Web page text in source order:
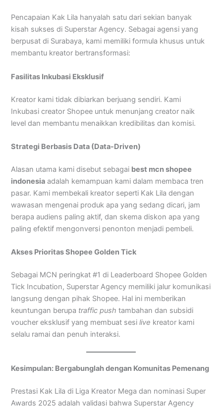
Pencapaian Kak Lila hanyalah satu dari sekian banyak
kisah sukses di Superstar Agency. Sebagai agensi yang
berpusat di Surabaya, kami memiliki formula khusus untuk
membantu kreator bertransformasi:
Fasilitas Inkubasi Eksklusif
Kreator kami tidak dibiarkan berjuang sendiri. Kami
Inkubasi creator Shopee untuk menunjang creator naik
level dan membantu menaikkan kredibilitas dan komisi.
Strategi Berbasis Data (Data-Driven)
Alasan utama kami disebut sebagai best mcn shopee
indonesia adalah kemampuan kami dalam membaca tren
pasar. Kami membekali kreator seperti Kak Lila dengan
wawasan mengenai produk apa yang sedang dicari, jam
berapa audiens paling aktif, dan skema diskon apa yang
paling efektif mengonversi penonton menjadi pembeli.
Akses Prioritas Shopee Golden Tick
Sebagai MCN peringkat #1 di Leaderboard Shopee Golden
Tick Incubation, Superstar Agency memiliki jalur komunikasi
langsung dengan pihak Shopee. Hal ini memberikan
keuntungan berupa traffic push tambahan dan subsidi
voucher eksklusif yang membuat sesilive kreator kami
selalu ramai dan penuh interaksi.
Kesimpulan: Bergabunglah dengan Komunitas Pemenang
Prestasi Kak Lila di Liga Kreator Mega dan nominasi Super
Awards 2025 adalah validasi bahwa Superstar Agency